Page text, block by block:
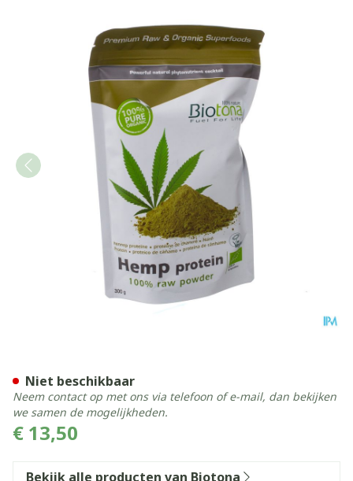
€ 13,50
Niet beschikbaar
Neem contact op met ons via telefoon of e-mail, dan bekijken
we samen de mogelijkheden.
Bekijk alle producten van Biotona